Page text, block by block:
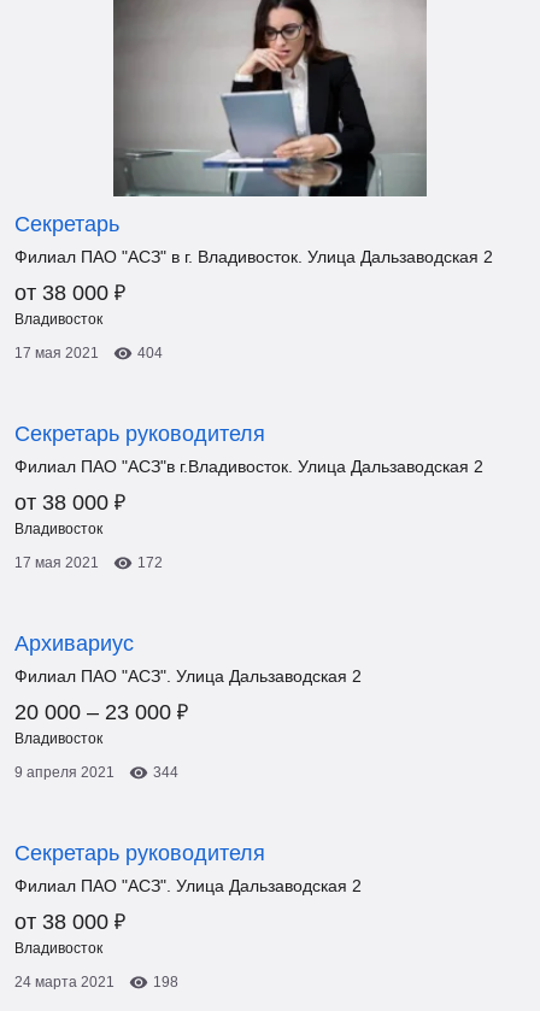
Секретарь
Филиал ПАО "АСЗ" в г. Владивосток. Улица Дальзаводская 2
от 38 000 ₽
Владивосток
17 мая 2021
404
Секретарь руководителя
Филиал ПАО "АСЗ"в г.Владивосток. Улица Дальзаводская 2
от 38 000 ₽
Владивосток
17 мая 2021
172
Архивариус
Филиал ПАО "АСЗ". Улица Дальзаводская 2
20 000 – 23 000 ₽
Владивосток
9 апреля 2021
344
Секретарь руководителя
Филиал ПАО "АСЗ". Улица Дальзаводская 2
от 38 000 ₽
Владивосток
24 марта 2021
198